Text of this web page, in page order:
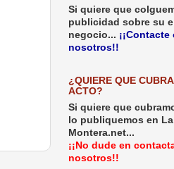
Si quiere que
publicidad sobre su
negocio... ¡¡Contacte
nosotros!!
¿QUIERE QUE
ACTO?
Si quiere que
lo publiquemos en La
Montera.net...
¡¡No dude en
nosotros!!